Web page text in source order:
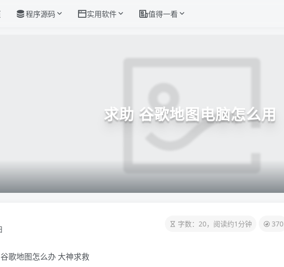
程序源码 实用软件 值得一看
求助 谷歌地图电脑怎么用
字数：20，阅读约1分钟 370
歌地图怎么办 大神求救